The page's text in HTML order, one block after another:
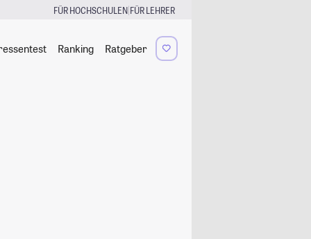
FÜR HOCHSCHULEN|FÜR LEHRER
Ranking Ratgeber